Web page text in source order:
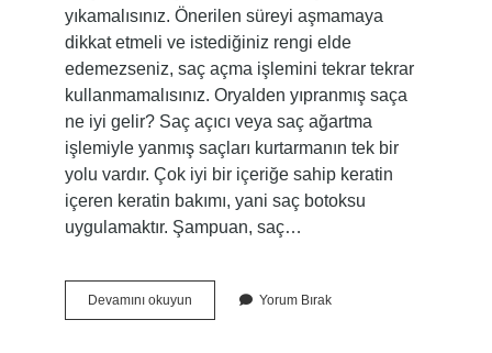
yıkamalısınız. Önerilen süreyi aşmamaya
dikkat etmeli ve istediğiniz rengi elde
edemezseniz, saç açma işlemini tekrar tekrar
kullanmamalısınız. Oryalden yıpranmış saça
ne iyi gelir? Saç açıcı veya saç ağartma
işlemiyle yanmış saçları kurtarmanın tek bir
yolu vardır. Çok iyi bir içeriğe sahip keratin
içeren keratin bakımı, yani saç botoksu
uygulamaktır. Şampuan, saç…
Devamını okuyunAçıcı
Kullanılan
Yorum Bırak